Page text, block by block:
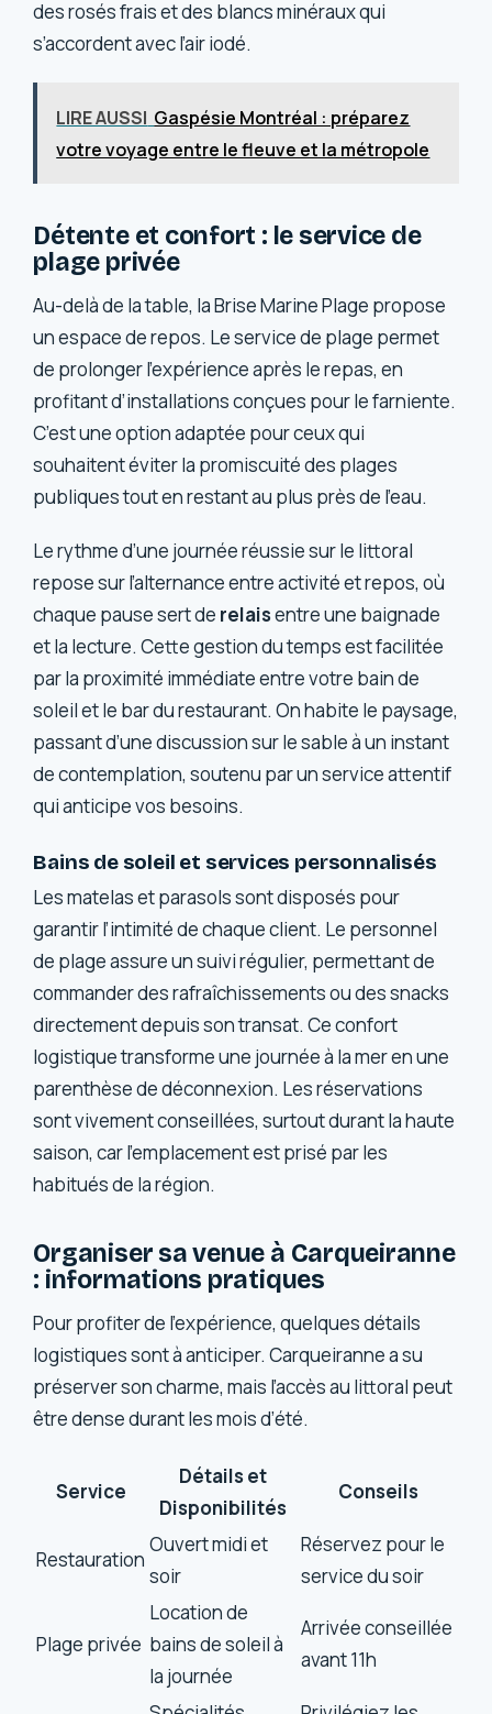
des rosés frais et des blancs minéraux qui
s’accordent avec l’air iodé.
LIRE AUSSI Gaspésie Montréal : préparez
votre voyage entre le fleuve et la métropole
Détente et confort : le service de
plage privée
Au-delà de la table, la Brise Marine Plage propose
un espace de repos. Le service de plage permet
de prolonger l’expérience après le repas, en
profitant d’installations conçues pour le farniente.
C’est une option adaptée pour ceux qui
souhaitent éviter la promiscuité des plages
publiques tout en restant au plus près de l’eau.
Le rythme d’une journée réussie sur le littoral
repose sur l’alternance entre activité et repos, où
chaque pause sert de relaisentre une baignade
et la lecture. Cette gestion du temps est facilitée
par la proximité immédiate entre votre bain de
soleil et le bar du restaurant. On habite le paysage,
passant d’une discussion sur le sable à un instant
de contemplation, soutenu par un service attentif
qui anticipe vos besoins.
Bains de soleil et services personnalisés
Les matelas et parasols sont disposés pour
garantir l’intimité de chaque client. Le personnel
de plage assure un suivi régulier, permettant de
commander des rafraîchissements ou des snacks
directement depuis son transat. Ce confort
logistique transforme une journée à la mer en une
parenthèse de déconnexion. Les réservations
sont vivement conseillées, surtout durant la haute
saison, car l’emplacement est prisé par les
habitués de la région.
Organiser sa venue à Carqueiranne
: informations pratiques
Pour profiter de l’expérience, quelques détails
logistiques sont à anticiper. Carqueiranne a su
préserver son charme, mais l’accès au littoral peut
être dense durant les mois d’été.
Service
Détails et
Disponibilités
Conseils
Restauration
Ouvert midi et
soir
Réservez pour le
service du soir
Plage privée
Location de
bains de soleil à
la journée
Arrivée conseillée
avant 11h